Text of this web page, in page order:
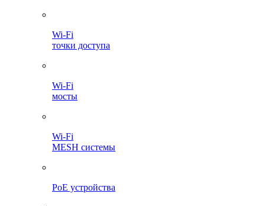
Wi-Fi
точки доступа
Wi-Fi
мосты
Wi-Fi
MESH системы
PoE устройства